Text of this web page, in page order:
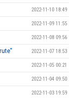
2022-11-10 18:49
2022-11-09 11:55
2022-11-08 09:56
2022-11-07 18:53
2022-11-05 00:21
2022-11-04 09:50
2022-11-03 19:59